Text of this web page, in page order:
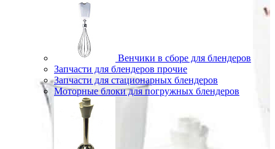
Венчики в сборе для блендеров
Запчасти для блендеров прочие
Запчасти для стационарных блендеров
Моторные блоки для погружных блендеров